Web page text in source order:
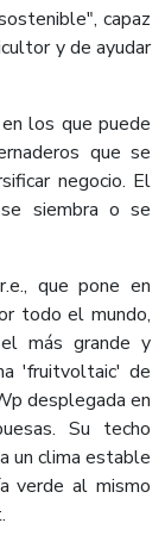
capaz
y de ayudar
los que puede
que se
negocio. El
siembra o se
que pone en
todo el mundo,
más grande y
'fruitvoltaic' de
desplegada en
Su techo
un clima estable
verde al mismo